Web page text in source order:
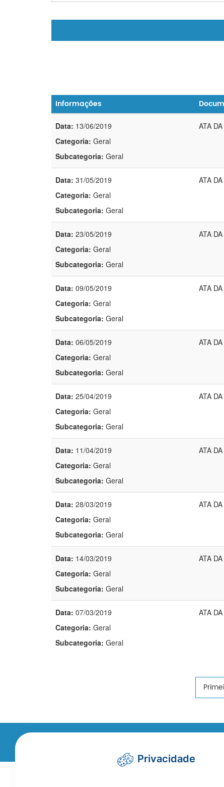
Informações
Data: 13/06/2019
Categoria: Geral
Subcategoria: Geral
ATA
Data: 31/05/2019
Categoria: Geral
Subcategoria: Geral
ATA
Data: 23/05/2019
Categoria: Geral
Subcategoria: Geral
ATA
Data: 09/05/2019
Categoria: Geral
Subcategoria: Geral
ATA
Data: 06/05/2019
Categoria: Geral
Subcategoria: Geral
ATA
Data: 25/04/2019
Categoria: Geral
Subcategoria: Geral
ATA
Data: 11/04/2019
Categoria: Geral
Subcategoria: Geral
ATA
Data: 28/03/2019
Categoria: Geral
Subcategoria: Geral
ATA
Data: 14/03/2019
Categoria: Geral
Subcategoria: Geral
ATA
Data: 07/03/2019
Categoria: Geral
Subcategoria: Geral
ATA
Não encontrou a
Privacidade